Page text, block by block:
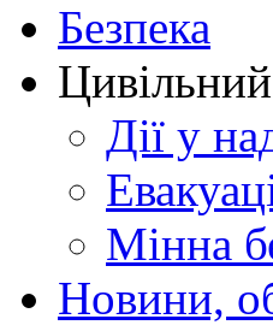
Безпека
Дії у
Мінна
Новини,